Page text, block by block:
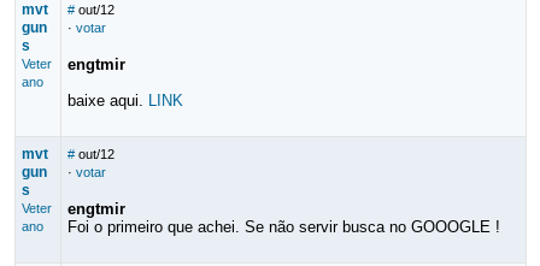
mvt
gun
s
Veter
ano
# out/12
· votar
engtmir
baixe aqui. LINK
mvt
gun
s
Veter
ano
# out/12
· votar
engtmir
Foi o primeiro que achei. Se não servir busca no GOOOGLE !